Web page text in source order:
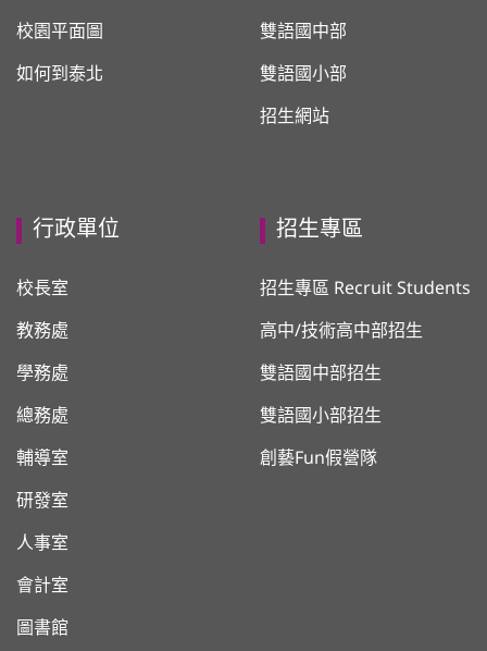
校園平面圖
如何到泰北
雙語國中部
雙語國小部
招生網站
行政單位
校長室
教務處
學務處
總務處
輔導室
研發室
人事室
會計室
圖書館
招生專區
招生專區 Recruit Students
高中/技術高中部招生
雙語國中部招生
雙語國小部招生
創藝Fun假營隊